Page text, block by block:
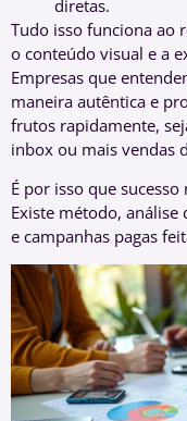
diretas.
Tudo isso funciona ao
o conteúdo visual e a
Empresas que
maneira autêntica e
frutos rapidamente,
inbox ou mais vendas
É por isso que
Existe método, análise
e campanhas pagas